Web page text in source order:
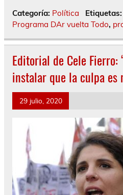
Categoría: Política Etiquetas:
Programa DAr vuelta Todo,
Editorial de Cele Fierro:
instalar que la culpa es
29 julio, 2020